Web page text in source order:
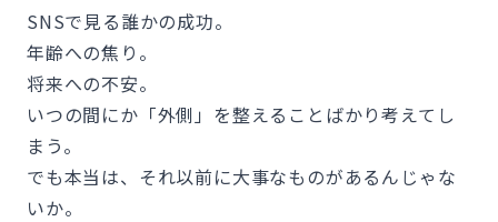
SNSで見る誰かの成功。
年齢への焦り。
将来への不安。
いつの間にか「外側」を整えることばかり考えてし
まう。
でも本当は、それ以前に大事なものがあるんじゃな
いか。